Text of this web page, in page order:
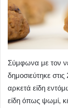
Σύμφωνα με τον
δημοσιεύτηκε
αρκετά είδη
είδη όπως ψωμί,